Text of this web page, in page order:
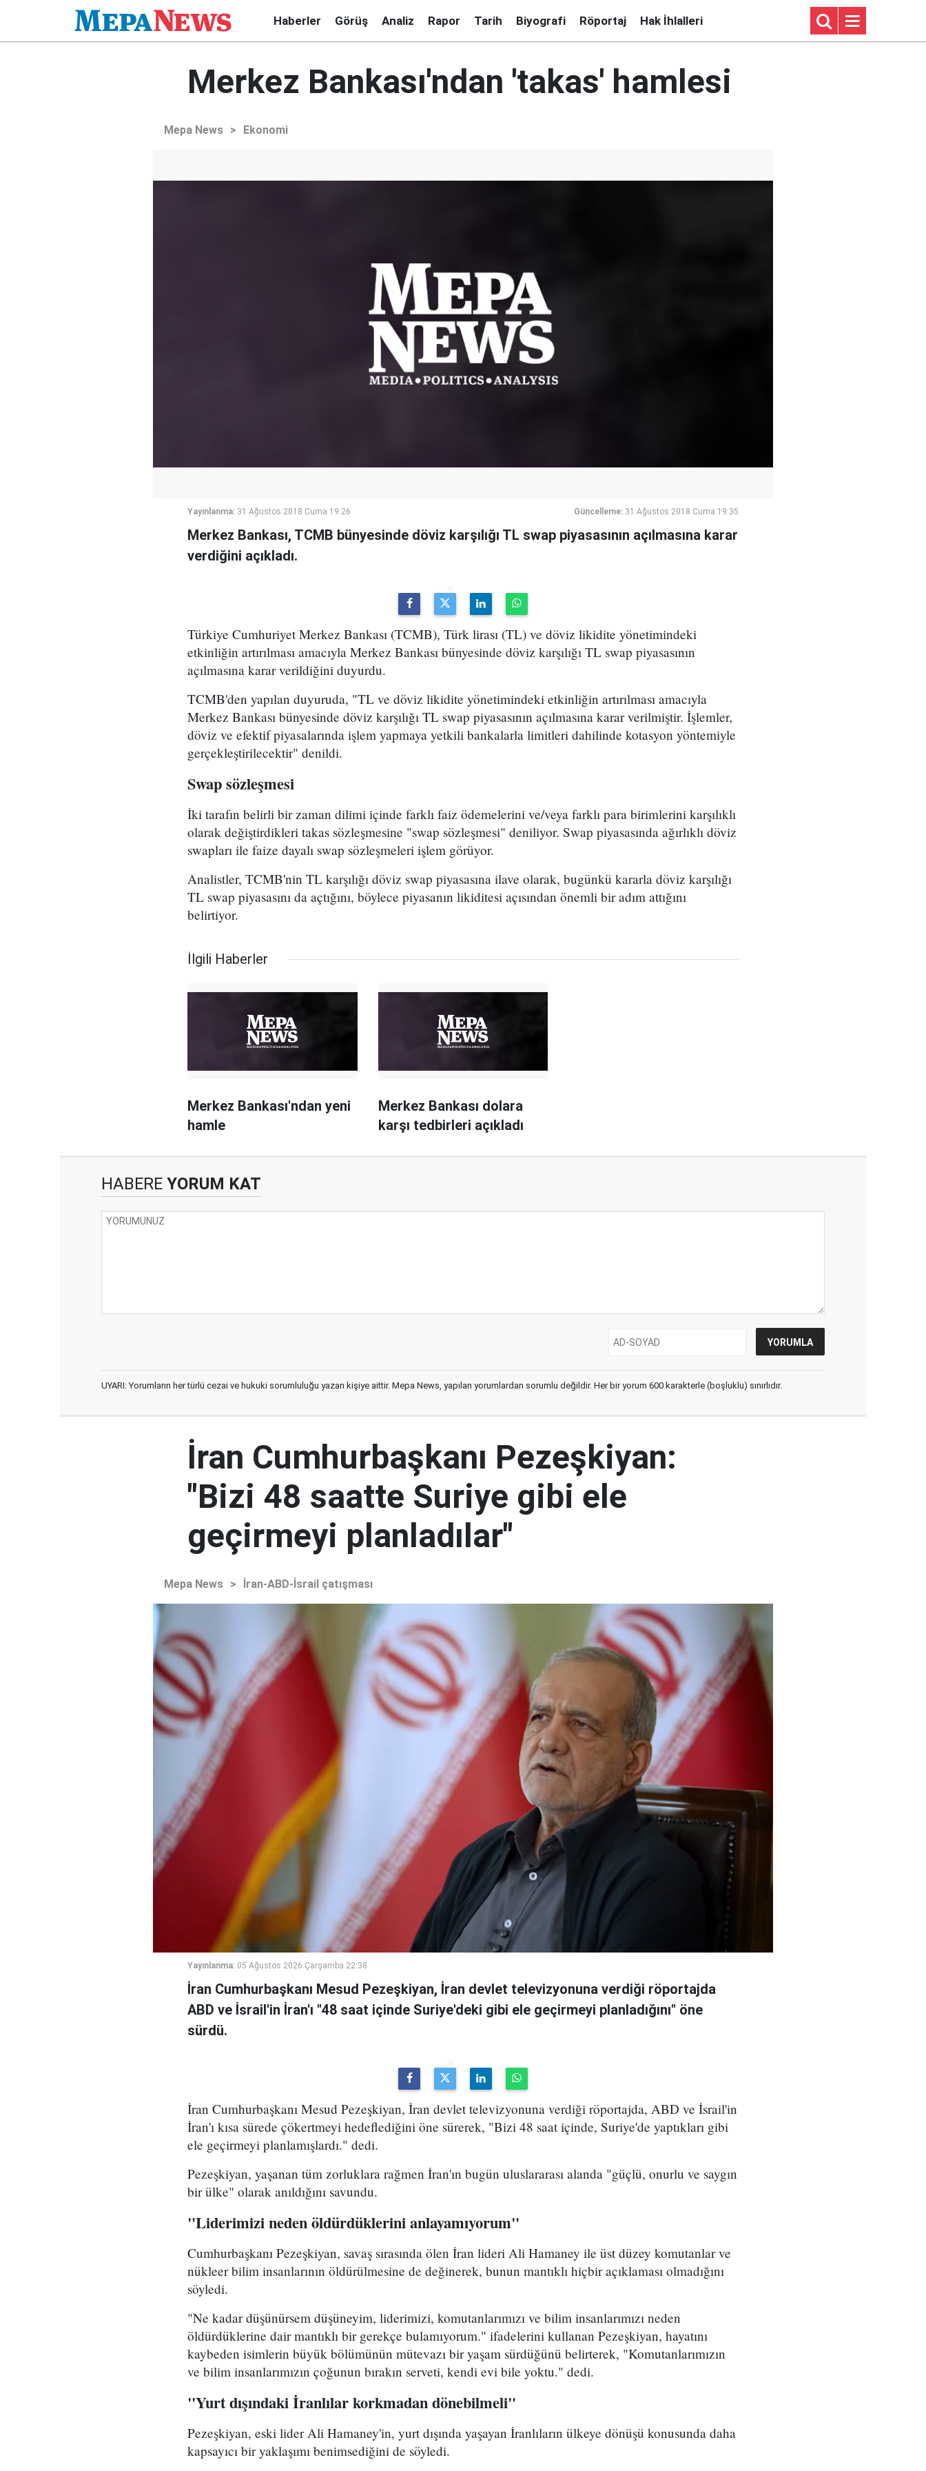
Haberler Görüş Analiz Rapor Tarih Biyografi Röportaj Hak İhlalleri
Merkez Bankası'ndan 'takas' hamlesi
Mepa News > Ekonomi
Yayınlanma: 31 Ağustos 2018 Cuma 19:26 Güncelleme: 31 Ağustos 2018 Cuma 19:35
Merkez Bankası, TCMB bünyesinde döviz karşılığı TL swap piyasasının açılmasına karar
verdiğini açıkladı.
Türkiye Cumhuriyet Merkez Bankası (TCMB), Türk lirası (TL) ve döviz likidite yönetimindeki
etkinliğin artırılması amacıyla Merkez Bankası bünyesinde döviz karşılığı TL swap piyasasının
açılmasına karar verildiğini duyurdu.
TCMB'den yapılan duyuruda, "TL ve döviz likidite yönetimindeki etkinliğin artırılması amacıyla
Merkez Bankası bünyesinde döviz karşılığı TL swap piyasasının açılmasına karar verilmiştir. İşlemler,
döviz ve efektif piyasalarında işlem yapmaya yetkili bankalarla limitleri dahilinde kotasyon yöntemiyle
gerçekleştirilecektir" denildi.
Swap sözleşmesi
İki tarafın belirli bir zaman dilimi içinde farklı faiz ödemelerini ve/veya farklı para birimlerini karşılıklı
olarak değiştirdikleri takas sözleşmesine "swap sözleşmesi" deniliyor. Swap piyasasında ağırlıklı döviz
swapları ile faize dayalı swap sözleşmeleri işlem görüyor.
Analistler, TCMB'nin TL karşılığı döviz swap piyasasına ilave olarak, bugünkü kararla döviz karşılığı
TL swap piyasasını da açtığını, böylece piyasanın likiditesi açısından önemli bir adım attığını
belirtiyor.
İlgili Haberler
Merkez Bankası'ndan yeni
hamle
Merkez Bankası dolara
karşı tedbirleri açıkladı
HABERE YORUM KAT
UYARI: Yorumların her türlü cezai ve hukuki sorumluluğu yazan kişiye aittir. Mepa News, yapılan yorumlardan sorumlu değildir. Her bir yorum 600 karakterle (boşluklu) sınırlıdır.
İran Cumhurbaşkanı Pezeşkiyan:
"Bizi 48 saatte Suriye gibi ele
geçirmeyi planladılar"
Mepa News > İran-ABD-İsrail çatışması
Yayınlanma: 05 Ağustos 2026 Çarşamba 22:38
İran Cumhurbaşkanı Mesud Pezeşkiyan, İran devlet televizyonuna verdiği röportajda
ABD ve İsrail'in İran'ı "48 saat içinde Suriye'deki gibi ele geçirmeyi planladığını" öne
sürdü.
İran Cumhurbaşkanı Mesud Pezeşkiyan, İran devlet televizyonuna verdiği röportajda, ABD ve İsrail'in
İran'ı kısa sürede çökertmeyi hedeflediğini öne sürerek, "Bizi 48 saat içinde, Suriye'de yaptıkları gibi
ele geçirmeyi planlamışlardı." dedi.
Pezeşkiyan, yaşanan tüm zorluklara rağmen İran'ın bugün uluslararası alanda "güçlü, onurlu ve saygın
bir ülke" olarak anıldığını savundu.
"Liderimizi neden öldürdüklerini anlayamıyorum"
Cumhurbaşkanı Pezeşkiyan, savaş sırasında ölen İran lideri Ali Hamaney ile üst düzey komutanlar ve
nükleer bilim insanlarının öldürülmesine de değinerek, bunun mantıklı hiçbir açıklaması olmadığını
söyledi.
"Ne kadar düşünürsem düşüneyim, liderimizi, komutanlarımızı ve bilim insanlarımızı neden
öldürdüklerine dair mantıklı bir gerekçe bulamıyorum." ifadelerini kullanan Pezeşkiyan, hayatını
kaybeden isimlerin büyük bölümünün mütevazı bir yaşam sürdüğünü belirterek, "Komutanlarımızın
ve bilim insanlarımızın çoğunun bırakın serveti, kendi evi bile yoktu." dedi.
"Yurt dışındaki İranlılar korkmadan dönebilmeli"
Pezeşkiyan, eski lider Ali Hamaney'in, yurt dışında yaşayan İranlıların ülkeye dönüşü konusunda daha
kapsayıcı bir yaklaşımı benimsediğini de söyledi.